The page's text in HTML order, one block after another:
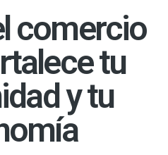
comercio
tu
y tu